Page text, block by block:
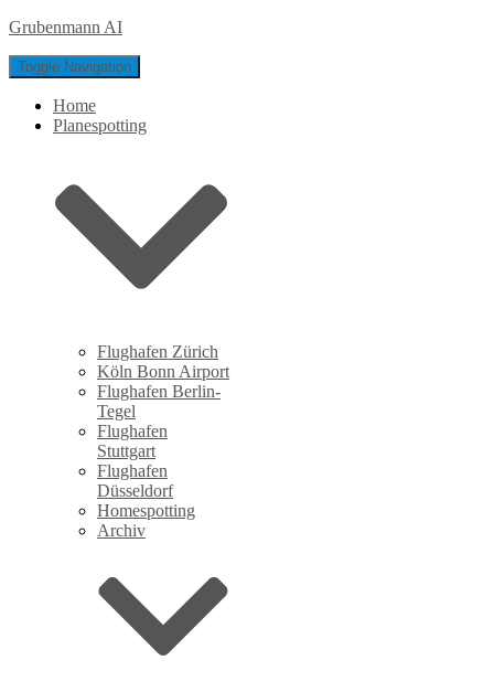
Grubenmann AI
Toggle Navigation
Home
Planespotting
Flughafen Zürich
Köln Bonn Airport
Flughafen Berlin-
Tegel
Flughafen
Stuttgart
Flughafen
Düsseldorf
Homespotting
Archiv